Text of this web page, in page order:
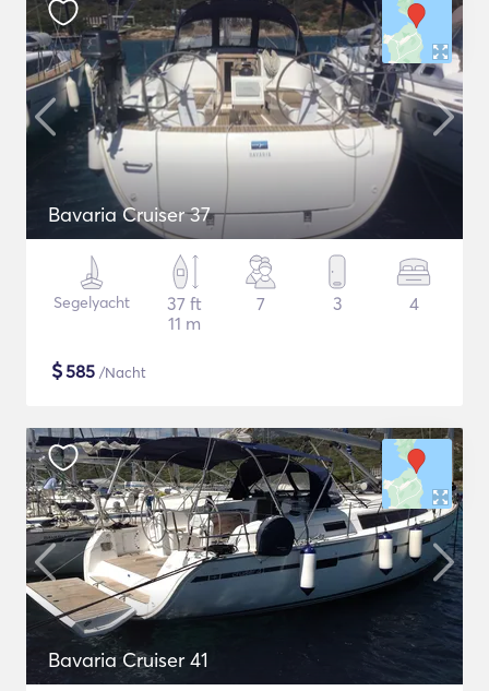
Bavaria Cruiser 37
Segelyacht
37 ft
11 m
7 3 4
$585 /Nacht
Bavaria Cruiser 41